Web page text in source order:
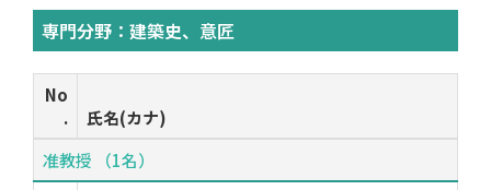
専門分野：建築史、意匠
No
.
氏名(カナ)
准教授 （1名）